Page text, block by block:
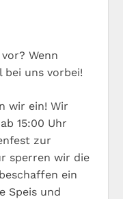
Wenn
uns vorbei!
wir ein! Wir
15:00 Uhr
zur
sperren wir die
ein
Speis und